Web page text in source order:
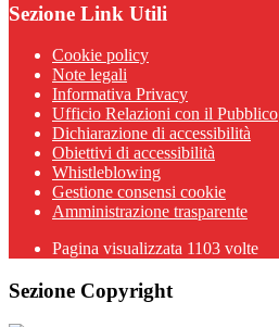
Sezione Link Utili
Cookie policy
Note legali
Informativa Privacy
Ufficio Relazioni con il Pubblico
Dichiarazione di accessibilità
Obiettivi di accessibilità
Whistleblowing
Gestione consensi cookie
Amministrazione trasparente
Pagina visualizzata 1103 volte
Sezione Copyright